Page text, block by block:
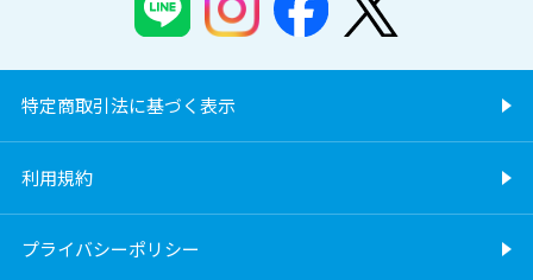
特定商取引法に基づく表示
利用規約
プライバシーポリシー